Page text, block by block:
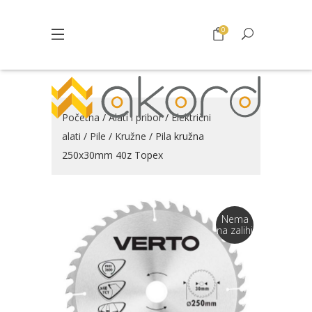
0
Početna /Alati i pribor/Električni
alati / Pile / Kružne / Pila kružna
250x30mm 40z Topex
Nema
na zalihi